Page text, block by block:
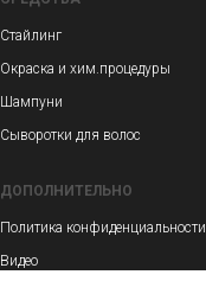
Стайлинг
Окраска и хим.процедуры
Шампуни
Сыворотки для волос
ДОПОЛНИТЕЛЬНО
Политика конфиденциальности
Видео